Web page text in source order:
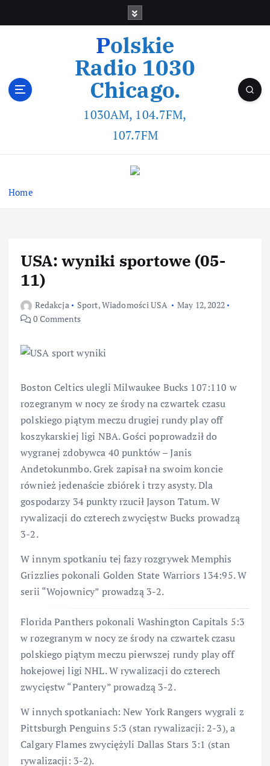
Polskie
Radio 1030
Chicago.
1030AM, 104.7FM,
107.7FM
Home
USA: wyniki sportowe (05-
11)
Redakcja Sport,Wiadomości USA
May 12, 2022
0 Comments
Boston Celtics ulegli Milwaukee Bucks 107:110 w
rozegranym w nocy ze środy na czwartek czasu
polskiego piątym meczu drugiej rundy play off
koszykarskiej ligi NBA. Gości poprowadził do
wygranej zdobywca 40 punktów – Janis
Andetokunmbo. Grek zapisał na swoim koncie
również jedenaście zbiórek i trzy asysty. Dla
gospodarzy 34 punkty rzucił Jayson Tatum. W
rywalizacji do czterech zwycięstw Bucks prowadzą
3-2.
W innym spotkaniu tej fazy rozgrywek Memphis
Grizzlies pokonali Golden State Warriors 134:95. W
serii “Wojownicy” prowadzą 3-2.
Florida Panthers pokonali Washington Capitals 5:3
w rozegranym w nocy ze środy na czwartek czasu
polskiego piątym meczu pierwszej rundy play off
hokejowej ligi NHL. W rywalizacji do czterech
zwycięstw “Pantery” prowadzą 3-2.
W innych spotkaniach: New York Rangers wygrali z
Pittsburgh Penguins 5:3 (stan rywalizacji: 2-3), a
Calgary Flames zwyciężyli Dallas Stars 3:1 (stan
rywalizacji: 3-2).